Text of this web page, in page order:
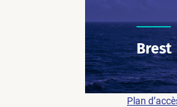
Brest
06 20 09 67
9 rue des
29200
Plan